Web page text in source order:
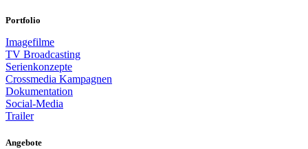
Portfolio
Imagefilme
TV Broadcasting
Serienkonzepte
Crossmedia Kampagnen
Dokumentation
Social-Media
Trailer
Angebote